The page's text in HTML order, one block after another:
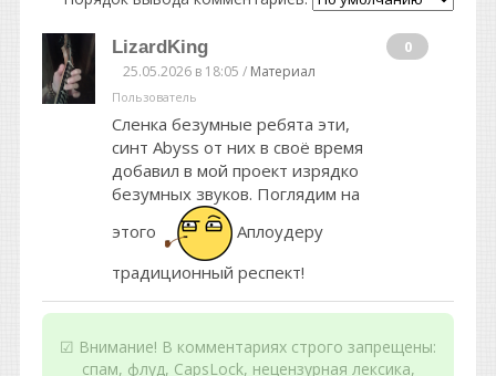
LizardKing
25.05.2026 в 18:05 / Материал
Пользователь
Сленка безумные ребята эти,
синт Abyss от них в своё время
добавил в мой проект изрядко
безумных звуков. Поглядим на
этого
Аплоудеру
традиционный респект!
0
☑ Внимание! В комментариях строго запрещены:
спам, флуд, CapsLock, нецензурная лексика,